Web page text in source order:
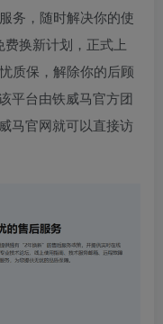
务，随时解决你的使
换新计划，正式上
质保，解除你的后顾
平台由铁威马官方团
马官网就可以直接访